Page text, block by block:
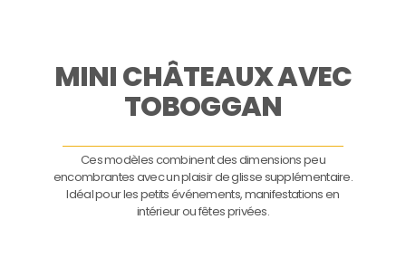
MINI CHÂTEAUX AVEC
TOBOGGAN
Ces modèles combinent des dimensions peu
encombrantes avec un plaisir de glisse supplémentaire.
Idéal pour les petits événements, manifestations en
intérieur ou fêtes privées.